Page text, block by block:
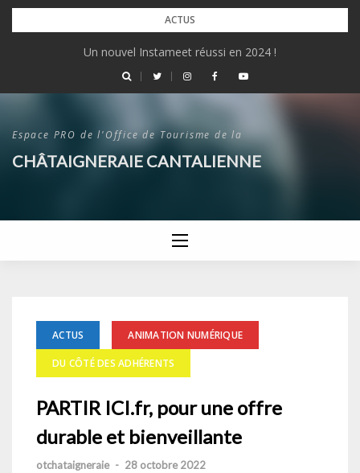
Skip
ACTUS
Un nouvel Instameet réussi en 2024 !
Espace PRO de l'Office de Tourisme de la
CHÂTAIGNERAIE CANTALIENNE
ACTUS ANIMATION NUMÉRIQUE
DU CÔTÉ DES ADHÉRENTS
PARTIR ICI.fr, pour une offre
durable et bienveillante
otchataigneraie - 28 octobre 2022